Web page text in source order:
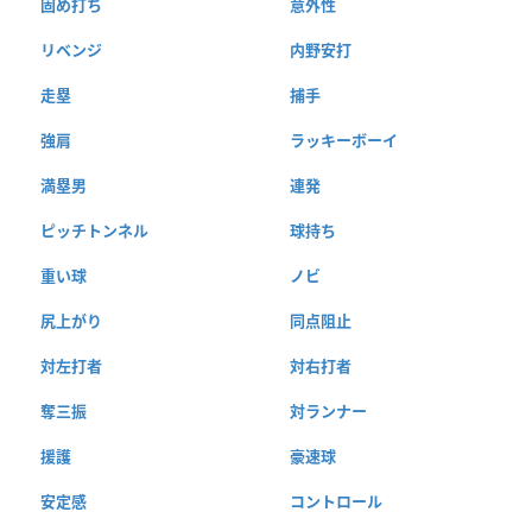
固め打ち 意外性
リベンジ 内野安打
走塁 捕手
強肩 ラッキーボーイ
満塁男 連発
ピッチトンネル 球持ち
重い球 ノビ
尻上がり 同点阻止
対左打者 対右打者
奪三振 対ランナー
援護 豪速球
安定感 コントロール